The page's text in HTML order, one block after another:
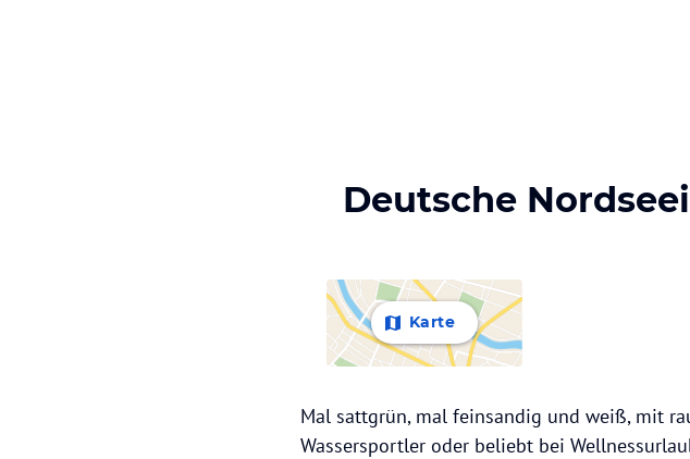
Deutsche
Karte
Mal sattgrün, mal feinsandig und weiß, mit
Wassersportler oder beliebt bei